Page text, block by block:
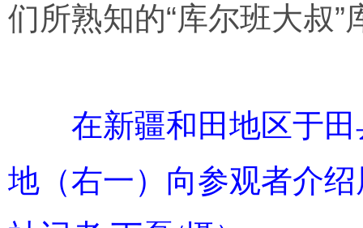
们所熟知的“库尔班大叔
在新疆和田地区于田
地（右一）向参观者介